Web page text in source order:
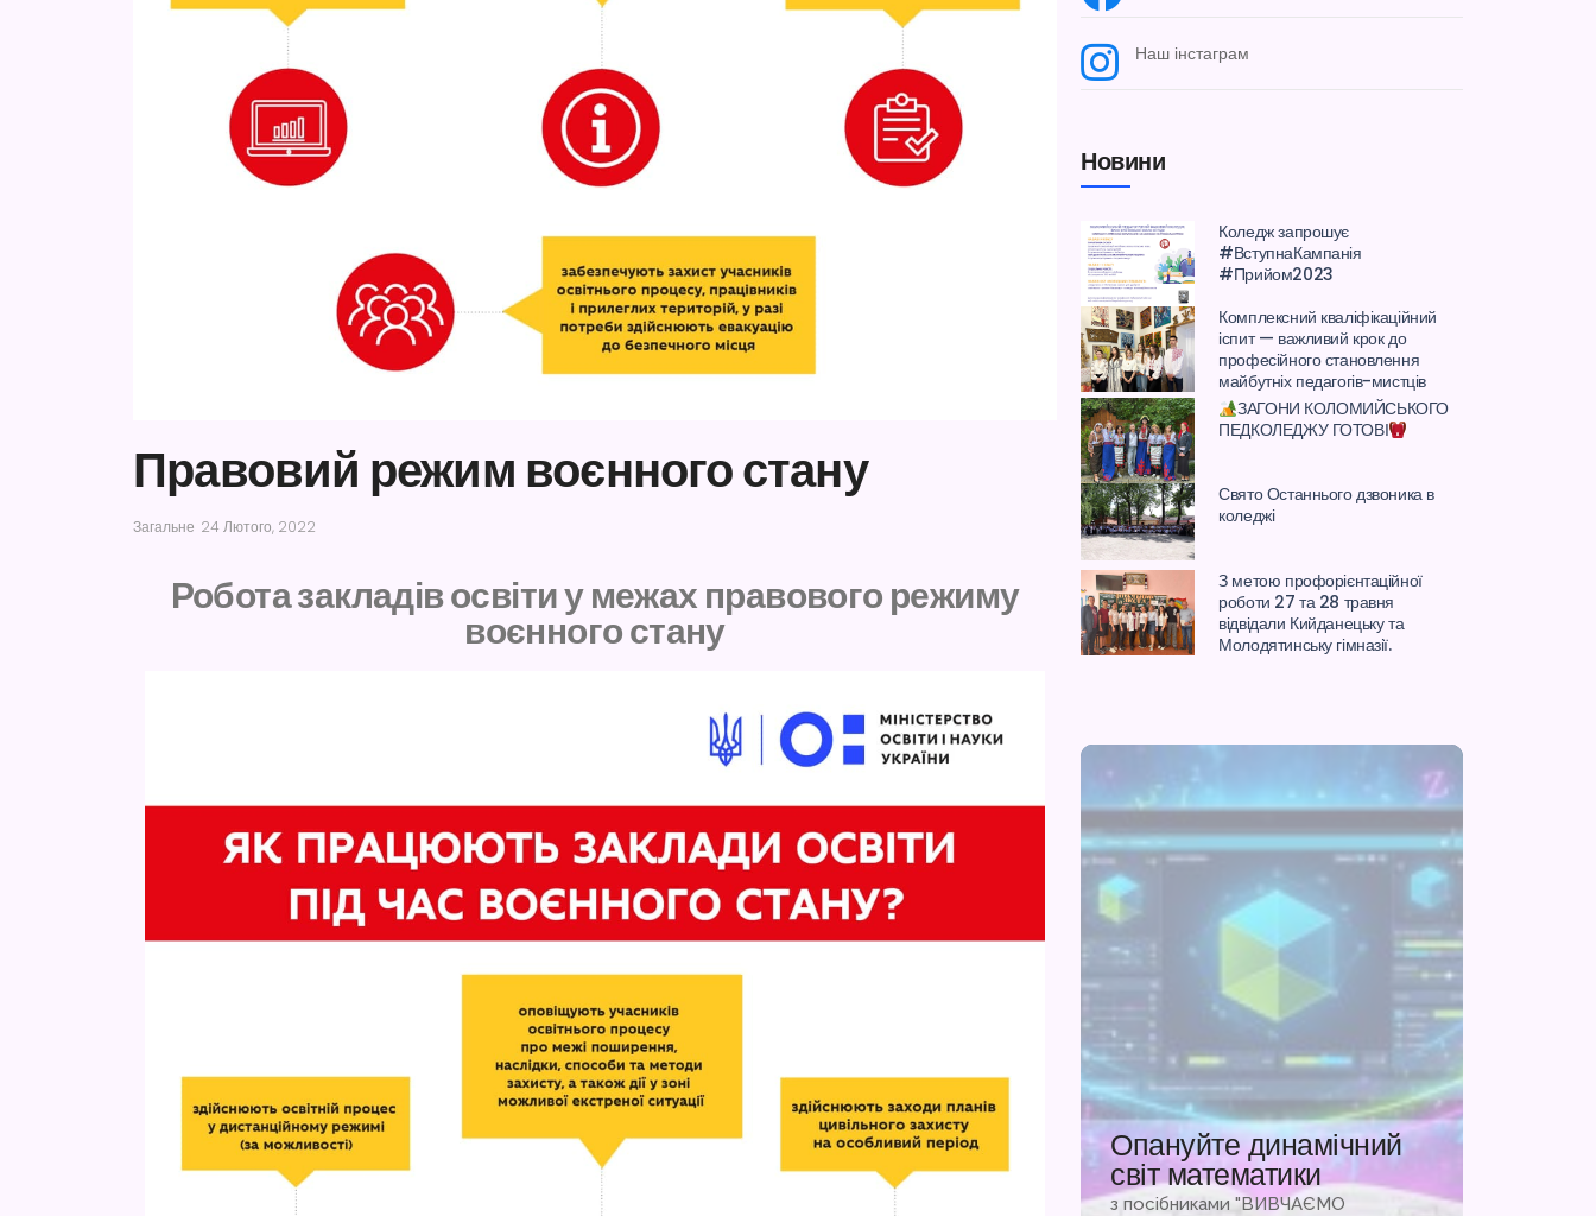
Правовий режим воєнного стану
Загальне 24 Лютого, 2022
Робота закладів освіти у межах правового режиму
воєнного стану
Наш інстаграм
Новини
Коледж запрошує
#ВступнаКампанія
#Прийом2023
Комплексний кваліфікаційний
іспит — важливий крок до
професійного становлення
майбутніх педагогів-мистців
ЗАГОНИ КОЛОМИЙСЬКОГО
ПЕДКОЛЕДЖУ ГОТОВІ
Свято Останнього дзвоника в
коледжі
З метою профорієнтаційної
роботи 27 та 28 травня
відвідали Кийданецьку та
Молодятинську гімназії.
Опануйте динамічний
світ математики
з посібниками "ВИВЧАЄМО